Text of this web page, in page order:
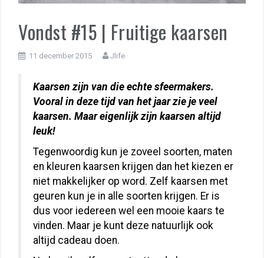
Vondst #15 | Fruitige kaarsen
11 december 2015 Jlife
Kaarsen zijn van die echte sfeermakers.
Vooral in deze tijd van het jaar zie je veel
kaarsen. Maar eigenlijk zijn kaarsen altijd
leuk!
Tegenwoordig kun je zoveel soorten, maten
en kleuren kaarsen krijgen dan het kiezen er
niet makkelijker op word. Zelf kaarsen met
geuren kun je in alle soorten krijgen. Er is
dus voor iedereen wel een mooie kaars te
vinden. Maar je kunt deze natuurlijk ook
altijd cadeau doen.